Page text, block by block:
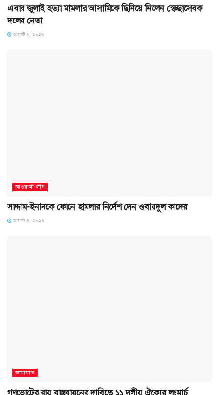
এবার জুলাই হত্যা মামলার আসামিকে ছিনিয়ে নিলেন স্বেচ্ছাসেবক
দলের নেতা
আগস্ট ৬, ২০২৬
আওয়ামী লীগ
সাদ্দাম-ইনানকে ফোনে হামলার নির্দেশ দেন ওবায়দুল কাদের
আগস্ট ৬, ২০২৬
জামায়াত